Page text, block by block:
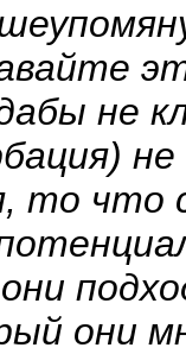
не
то что
они